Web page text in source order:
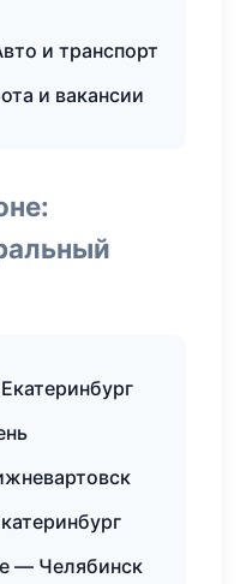
и транспорт
и вакансии
— Челябинск